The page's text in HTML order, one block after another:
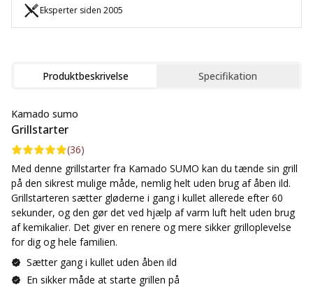
Eksperter siden 2005
Produktbeskrivelse Specifikation
Kamado sumo
Grillstarter
(36)
Med denne grillstarter fra Kamado SUMO kan du tænde sin grill
på den sikrest mulige måde, nemlig helt uden brug af åben ild.
Grillstarteren sætter gløderne i gang i kullet allerede efter 60
sekunder, og den gør det ved hjælp af varm luft helt uden brug
af kemikalier. Det giver en renere og mere sikker grilloplevelse
for dig og hele familien.
Sætter gang i kullet uden åben ild
En sikker måde at starte grillen på